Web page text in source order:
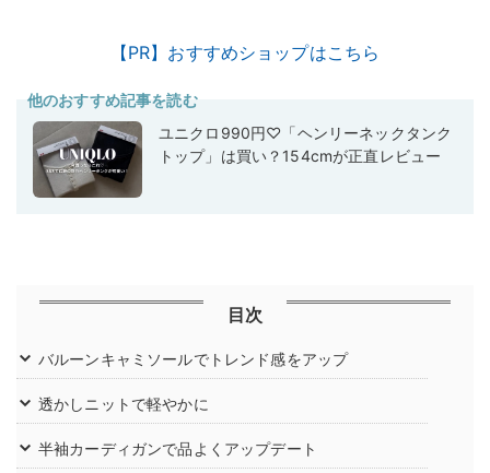
【PR】おすすめショップはこちら
他のおすすめ記事を読む
ユニクロ990円♡「ヘンリーネックタンク
トップ」は買い？154cmが正直レビュー
目次
バルーンキャミソールでトレンド感をアップ
透かしニットで軽やかに
半袖カーディガンで品よくアップデート